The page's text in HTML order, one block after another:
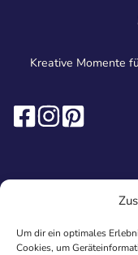
Um dir ein optimales
Cookies, um
Kreative Momente